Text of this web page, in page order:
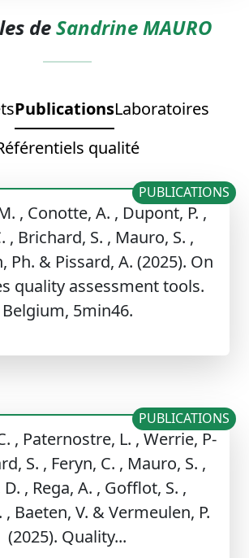
deSandrine MAURO
PublicationsLaboratoires
qualité
, Conotte, A. , Dupont, P. ,
, Brichard, S. , Mauro, S. ,
Ph. & Pissard, A. (2025). On
quality assessment tools.
Belgium, 5min46.
PUBLICATIONS
, Paternostre, L. , Werrie, P-
S. , Feryn, C. , Mauro, S. ,
, Rega, A. , Gofflot, S. ,
, Baeten, V. & Vermeulen, P.
(2025). Quality...
PUBLICATIONS